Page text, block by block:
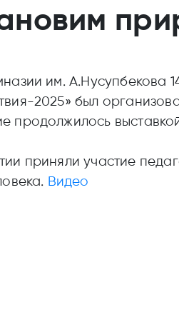
им. А.Нусупбекова
2025» был
продолжилось
приняли участие
Видео